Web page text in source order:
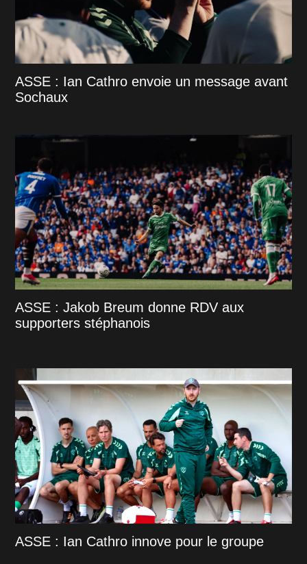
ASSE : Ian Cathro envoie un message avant
Sochaux
ASSE : Jakob Breum donne RDV aux
supporters stéphanois
ASSE : Ian Cathro innove pour le groupe